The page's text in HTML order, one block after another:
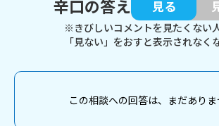
辛口の答え
見る
※きびしいコメントを見たくない
「見ない」をおすと表示されなく
この相談への回答は、まだありま